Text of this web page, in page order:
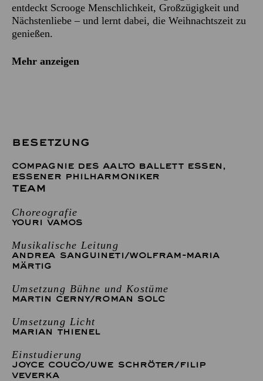
entdeckt Scrooge Menschlichkeit, Großzügigkeit und
Nächstenliebe – und lernt dabei, die Weihnachtszeit zu
genießen.
Mehr anzeigen
BESETZUNG
COMPAGNIE DES AALTO BALLETT ESSEN ,
ESSENER PHILHARMONIKER
TEAM
Choreografie
YOURI VAMOS
Musikalische Leitung
ANDREA SANGUINETI/WOLFRAM-MARIA
MÄRTIG
Umsetzung Bühne und Kostüme
MARTIN CERNY/ROMAN SOLC
Umsetzung Licht
MARIAN THIENEL
Einstudierung
JOYCE COUCO/UWE SCHRÖTER/FILIP
VEVERKA